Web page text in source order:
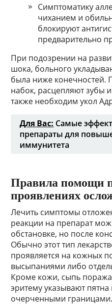
Симптоматику
чиханием и
блокируют
предварительно
При подозрении на
шока, больного
была ниже конечностей.
набок, расцепляют зубы
также необходим укол
Для Вас: Самые
препараты для
иммунитета
Правила помощи
проявлениях
Лечить симптомы
реакции на препарат
обстановке, но после
Обычно этот тип
проявляется на кожных
высыпаниями либо
Кроме кожи, сыпь
эритему указывают
очерченными